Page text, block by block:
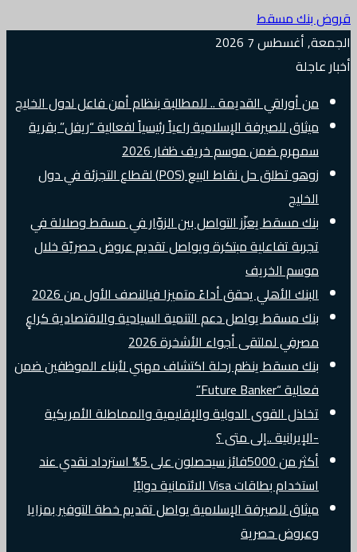
قروض بنك مسقط
الجمعة, أغسطس 7 2026
أخبار عاجلة
من أوراقي القديمة .. للمطالبة بنظام أمن فاعل لدول الخليج
ميثاق للصيرفة الإسلامية راعياً رئيسياً لفعالية “ريفل” بقرية
سمهرم ضمن موسم خريف ظفار 2026
زوهو تطلق حل نقاط البيع (POS) لقطاع التجزئة في دول
الخليج
بنك مسقط يعزّز التواصل بين الزوّار في مسقط وصلالة في
تجربة تفاعلية مبتكرة ويواصل تقديم عروض حصريّة خلال
موسم الخريف
البنك الأهلي يحقق أداءً متميزا فيالنصف الأول من 2026
بنك مسقط يواصل دعم التنمية السياحية والاقتصادية كراعٍ
مصرفي لملتقى أجواء الأشخرة 2026
بنك مسقط ينظم رحلة اكتشاف مهني لأبناء الموظفين ضمن
فعالية “Future Banker”
تخاذل القوى الدولية والإقليمية والمماطلة الأمريكية
-الإيرانية ..إلى متى ؟
أكثر من 5000فائز سيحصلون على 5% استرداد نقدي عند
استخدام بطاقات Visa الائتمانية دوليًا
ميثاق للصيرفة الإسلامية يواصل تقديم خطة التوفير بمزايا
وعروض حصرية